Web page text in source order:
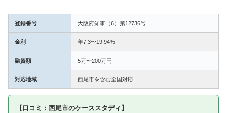
登録番号 大阪府知事（6）第12736号
金利 年7.3〜19.94%
融資額 5万〜200万円
対応地域 西尾市を含む全国対応
【口コミ：西尾市のケーススタディ】